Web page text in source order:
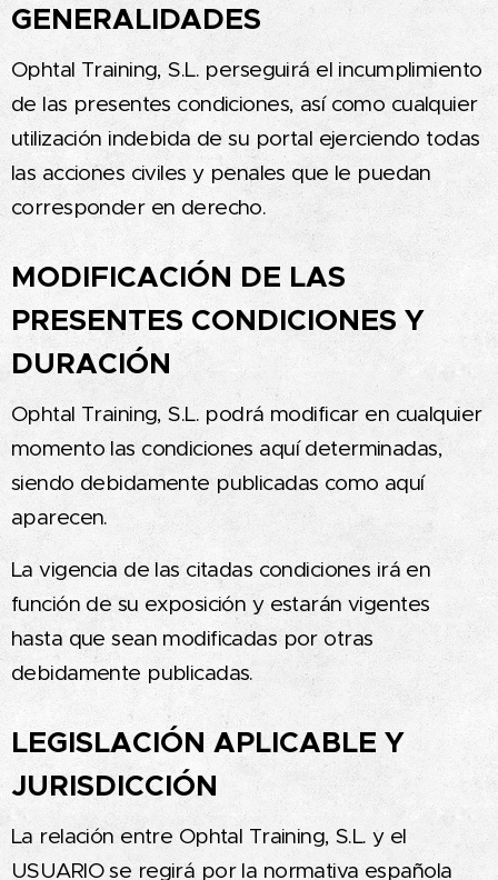
GENERALIDADES
Ophtal Training, S.L. perseguirá el incumplimiento
de las presentes condiciones, así como cualquier
utilización indebida de su portal ejerciendo todas
las acciones civiles y penales que le puedan
corresponder en derecho.
MODIFICACIÓN DE LAS
PRESENTES CONDICIONES Y
DURACIÓN
Ophtal Training, S.L. podrá modificar en cualquier
momento las condiciones aquí determinadas,
siendo debidamente publicadas como aquí
aparecen.
La vigencia de las citadas condiciones irá en
función de su exposición y estarán vigentes
hasta que sean modificadas por otras
debidamente publicadas.
LEGISLACIÓN APLICABLE Y
JURISDICCIÓN
La relación entre Ophtal Training, S.L. y el
USUARIO se regirá por la normativa española